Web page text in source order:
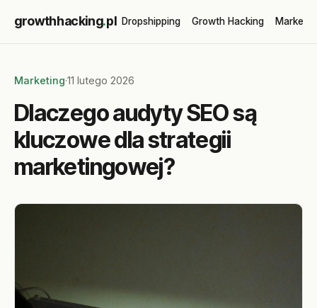
growthhacking.pl Dropshipping Growth Hacking
Marketing·11 lutego 2026
Dlaczego audyty SEO są
kluczowe dla strategii
marketingowej?